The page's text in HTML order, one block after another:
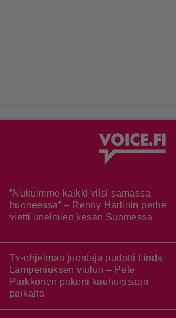
”Nukuimme kaikki viisi samassa
huoneessa” – Renny Harlinin perhe
vietti unelmien kesän Suomessa
Tv-ohjelman juontaja pudotti Linda
Lampeniuksen viulun – Pete
Parkkonen pakeni kauhuissaan
paikalta